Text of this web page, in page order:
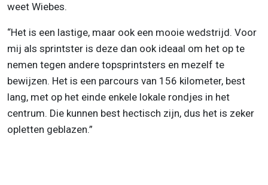
weet Wiebes.
“Het is een lastige, maar ook een mooie wedstrijd. Voor
mij als sprintster is deze dan ook ideaal om het op te
nemen tegen andere topsprintsters en mezelf te
bewijzen. Het is een parcours van 156 kilometer, best
lang, met op het einde enkele lokale rondjes in het
centrum. Die kunnen best hectisch zijn, dus het is zeker
opletten geblazen.”